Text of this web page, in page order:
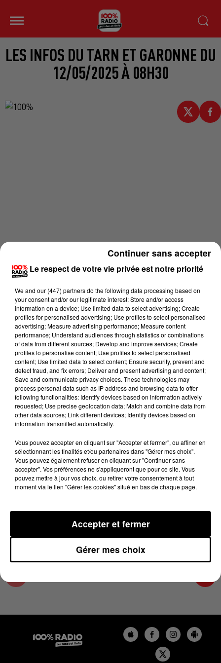
LES INFOS DU TARN ET GARONNE DU
12/05/2025 À 08H30
Lecture (4 min 20 sec)
100%
100% Radio les infos du Tarn et Garonne
12 mai 2025 - 4 min 20 sec
LES INFOS DU TARN ET GARONNE DU
12/05/2025 À 08H30
Podcasts infos du Tarn et Garonne
Le respect de votre vie privée est notre priorité
We and our (447) partnersdo the following data processing based on
your consent and/or our legitimate interest: Store and/or access
information on a device; Use limited data to select advertising; Create
profiles for personalised advertising; Use profiles to select personalised
advertising; Measure advertising performance; Measure content
performance; Understand audiences through statistics or combinations
of data from different sources; Develop and improve services; Create
profiles to personalise content; Use profiles to select personalised
content; Use limited data to select content; Ensure security, prevent and
detect fraud, and fix errors; Deliver and present advertising and content;
Save and communicate privacy choices. These technologies may
process personal data such as IP address and browsing data to offer
following functionalities: Identify devices based on information actively
requested; Use precise geolocation data; Match and combine data from
other data sources; Link different devices; Identify devices based on
information transmitted automatically.
Vous pouvez accepter en cliquant sur "Accepter et fermer", ou affiner en
sélectionnant les finalités et/ou partenaires dans "Gérer mes choix".
Vous pouvez également refuser en cliquant sur "Continuer sans
accepter". Vos préférences ne s'appliqueront que pour ce site. Vous
pouvez mettre à jour vos choix, ou retirer votre consentement à tout
moment via le lien "Gérer les cookies" situé en bas de chaque page.
Gérer mes choix
Accepter et fermer
Continuer sans accepter